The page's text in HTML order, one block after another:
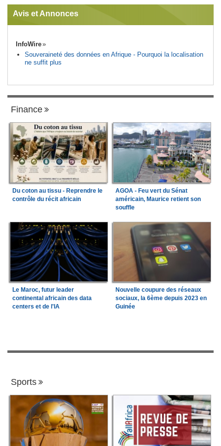
Avis et Annonces
InfoWire
Souveraineté des données en Afrique - Pourquoi la localisation
ne suffit plus
Finance
Du coton au tissu - Reprendre le
contrôle du récit africain
AGOA - Feu vert du Sénat
américain, Maurice retient son
souffle
Le Maroc, futur leader
continental africain des data
centers et de l'IA
Nouvelle coupure des réseaux
sociaux, la 6ème depuis 2023 en
Guinée
Sports